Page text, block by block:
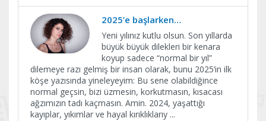
2025’e başlarken…
Yeni yılınız kutlu olsun. Son yıllarda
büyük büyük dilekleri bir kenara
koyup sadece “normal bir yıl”
dilemeye razı gelmiş bir insan olarak, bunu 2025’in ilk
köşe yazısında yineleyeyim: Bu sene olabildiğince
normal geçsin, bizi üzmesin, korkutmasın, kısacası
ağzımızın tadı kaçmasın. Amin. 2024, yaşattığı
kayıplar, yıkımlar ve hayal kırıklıklarıy ...